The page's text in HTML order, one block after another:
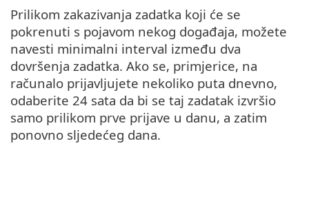
Prilikom zakazivanja zadatka koji će se
pokrenuti s pojavom nekog događaja, možete
navesti minimalni interval između dva
dovršenja zadatka. Ako se, primjerice, na
računalo prijavljujete nekoliko puta dnevno,
odaberite 24 sata da bi se taj zadatak izvršio
samo prilikom prve prijave u danu, a zatim
ponovno sljedećeg dana.